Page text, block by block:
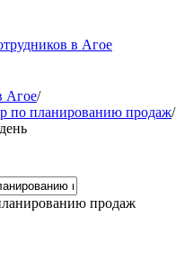
в Агое
Агое/
по планированию продаж/
продаж